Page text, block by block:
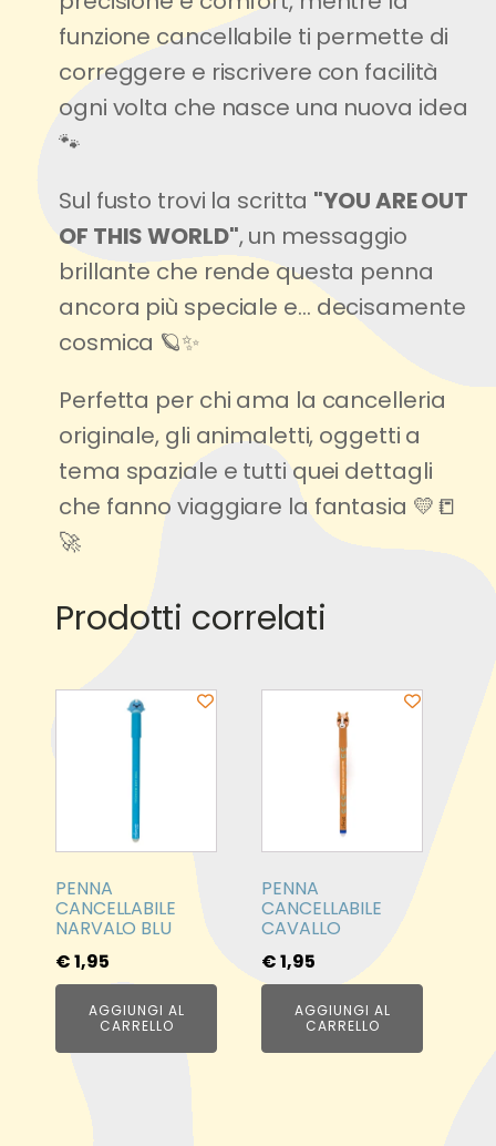
funzione cancellabile ti permette di
correggere e riscrivere con facilità
ogni volta che nasce una nuova idea
🐾
Sul fusto trovi la scritta "YOU ARE OUT
OF THIS WORLD", un messaggio
brillante che rende questa penna
ancora più speciale e… decisamente
cosmica 🪐✨
Perfetta per chi ama la cancelleria
originale, gli animaletti, oggetti a
tema spaziale e tutti quei dettagli
che fanno viaggiare la fantasia 💛📒
🚀
Prodotti correlati
PENNA
CANCELLABILE
NARVALO BLU
€1,95
AGGIUNGI AL
CARRELLO
PENNA
CANCELLABILE
CAVALLO
€1,95
AGGIUNGI AL
CARRELLO